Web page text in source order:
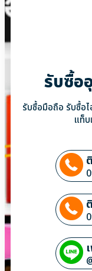
รับซื้อ
รับซื้อมือถือ รับซื้อ
แท็บ